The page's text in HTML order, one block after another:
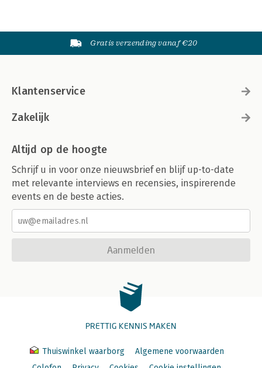
Gratis verzending vanaf €20
Klantenservice
Zakelijk
Altijd op de hoogte
Schrijf u in voor onze nieuwsbrief en blijf up-to-date
met relevante interviews en recensies, inspirerende
events en de beste acties.
Aanmelden
PRETTIG KENNIS MAKEN
Thuiswinkel waarborg
Algemene voorwaarden